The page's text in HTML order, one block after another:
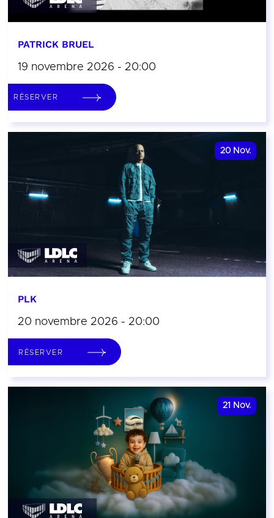
PATRICK BRUEL
19 novembre 2026 - 20:00
RÉSERVER
20 Nov.
PLK
20 novembre 2026 - 20:00
RÉSERVER
21 Nov.